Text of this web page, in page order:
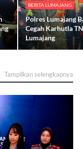
BERITA LUMAJANG
Polres Lumajang
Cegah Karhutla
Lumajang
Tampilkan selengkapnya